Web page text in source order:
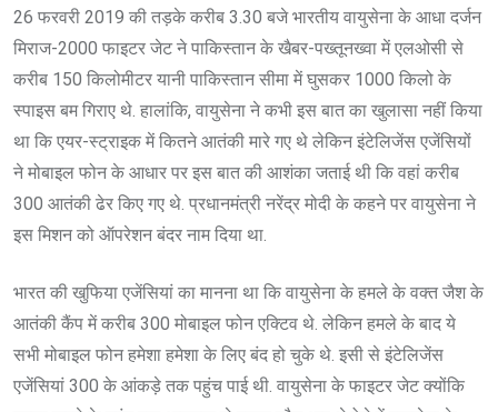
26 फरवरी 2019 की तड़के करीब 3.30 बजे भारतीय वायुसेना के आधा दर्जन
मिराज-2000 फाइटर जेट ने पाकिस्तान के खैबर-पख्तूनख्वा में एलओसी से
करीब 150 किलोमीटर यानी पाकिस्तान सीमा में घुसकर 1000 किलो के
स्पाइस बम गिराए थे. हालांकि, वायुसेना ने कभी इस बात का खुलासा नहीं किया
था कि एयर-स्ट्राइक में कितने आतंकी मारे गए थे लेकिन इंटेलिजेंस एजेंसियों
ने मोबाइल फोन के आधार पर इस बात की आशंका जताई थी कि वहां करीब
300 आतंकी ढेर किए गए थे. प्रधानमंत्री नरेंद्र मोदी के कहने पर वायुसेना ने
इस मिशन को ऑपरेशन बंदर नाम दिया था.
भारत की खुफिया एजेंसियां का मानना था कि वायुसेना के हमले के वक्त जैश के
आतंकी कैंप में करीब 300 मोबाइल फोन एक्टिव थे. लेकिन हमले के बाद ये
सभी मोबाइल फोन हमेशा हमेशा के लिए बंद हो चुके थे. इसी से इंटेलिजेंस
एजेंसियां 300 के आंकड़े तक पहुंच पाई थी. वायुसेना के फाइटर जेट क्योंकि